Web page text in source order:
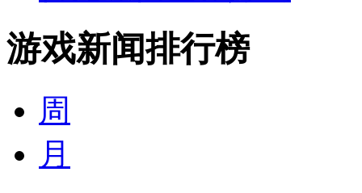
游戏新闻排行榜
周
月